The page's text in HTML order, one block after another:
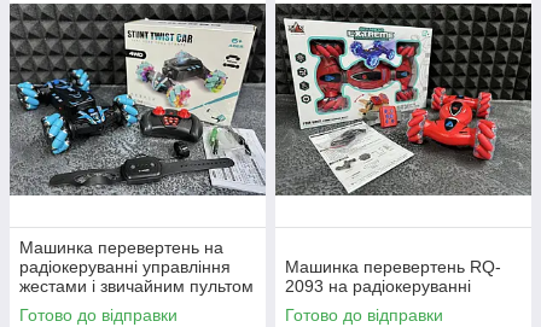
Машинка перевертень на
радіокеруванні управління
жестами і звичайним пультом
JC01
Готово до відправки
Машинка перевертень RQ-
2093 на радіокеруванні
Готово до відправки